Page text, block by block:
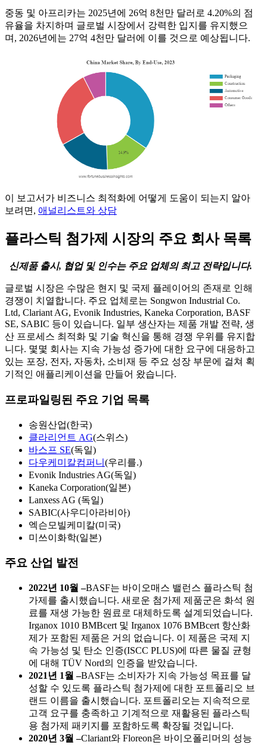
중동 및 아프리카는 2025년에 26억 8천만 달러로 4.20%의 점
유율을 차지하며 글로벌 시장에서 강력한 입지를 유지했으
며, 2026년에는 27억 4천만 달러에 이를 것으로 예상됩니다.
이 보고서가 비즈니스 최적화에 어떻게 도움이 되는지 알아
보려면, 애널리스트와 상담
플라스틱 첨가제 시장의 주요 회사 목록
신제품 출시, 협업 및 인수는 주요 업체의 최고 전략입니다.
글로벌 시장은 수많은 현지 및 국제 플레이어의 존재로 인해
경쟁이 치열합니다. 주요 업체로는 Songwon Industrial Co.
Ltd, Clariant AG, Evonik Industries, Kaneka Corporation, BASF
SE, SABIC 등이 있습니다. 일부 생산자는 제품 개발 전략, 생
산 프로세스 최적화 및 기술 혁신을 통해 경쟁 우위를 유지합
니다. 몇몇 회사는 지속 가능성 증가에 대한 요구에 대응하고
있는 포장, 전자, 자동차, 소비재 등 주요 성장 부문에 걸쳐 획
기적인 애플리케이션을 만들어 왔습니다.
프로파일링된 주요 기업 목록
송원산업(한국)
클라리언트 AG(스위스)
바스프 SE(독일)
다우케미칼컴퍼니 (우리를.)
Evonik Industries AG(독일)
Kaneka Corporation(일본)
Lanxess AG (독일)
SABIC(사우디아라비아)
엑슨모빌케미칼(미국)
미쓰이화학(일본)
주요 산업 발전
2022년 10월 –BASF는 바이오매스 밸런스 플라스틱 첨
가제를 출시했습니다. 새로운 첨가제 제품군은 화석 원
료를 재생 가능한 원료로 대체하도록 설계되었습니다.
Irganox 1010 BMBcert 및 Irganox 1076 BMBcert 항산화
제가 포함된 제품은 거의 없습니다. 이 제품은 국제 지
속 가능성 및 탄소 인증(ISCC PLUS)에 따른 물질 균형
에 대해 TÜV Nord의 인증을 받았습니다.
2021년 1월 –BASF는 소비자가 지속 가능성 목표를 달
성할 수 있도록 플라스틱 첨가제에 대한 포트폴리오 브
랜드 이름을 출시했습니다. 포트폴리오는 지속적으로
고객 요구를 충족하고 기계적으로 재활용된 플라스틱
용 첨가제 패키지를 포함하도록 확장될 것입니다.
2020년 3월 –Clariant와 Floreon은 바이오폴리머의 성능